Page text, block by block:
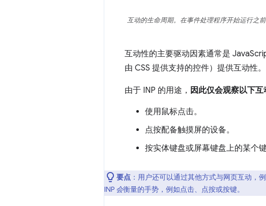
互动的生命周期。在事件处理程序开始运行之
互动性的主要驱动因素通常是
由 CSS 提供支持的控件）提供互动性。
由于 INP 的用途， 因此仅会观察以下互
使用鼠标点击。
点按配备触摸屏的设备。
按实体键盘或屏幕键盘上的某个键
要点 ：用户还可以通过其他方式与网页互动，
INP 会衡量的手势，例如点击、点按或按键。